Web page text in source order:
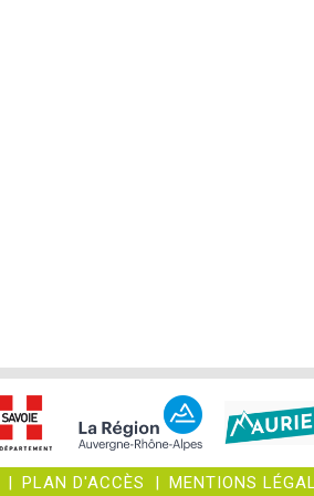
| PLAN D'ACCÈS | MENTIONS